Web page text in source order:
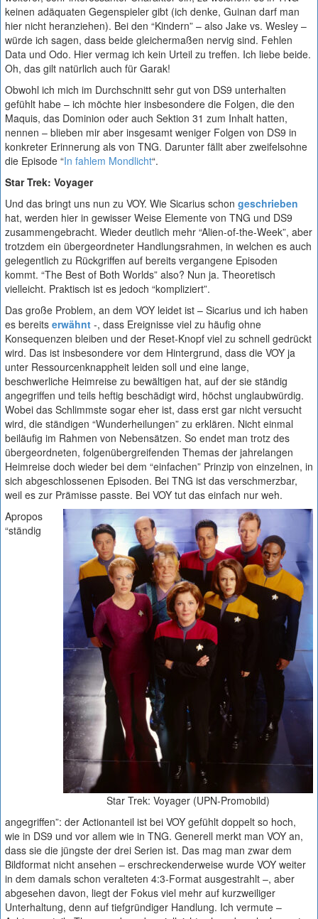
keinen adäquaten Gegenspieler gibt (ich denke, Guinan darf man
hier nicht heranziehen). Bei den “Kindern” – also Jake vs. Wesley –
würde ich sagen, dass beide gleichermaßen nervig sind. Fehlen
Data und Odo. Hier vermag ich kein Urteil zu treffen. Ich liebe beide.
Oh, das gilt natürlich auch für Garak!
Obwohl ich mich im Durchschnitt sehr gut von DS9 unterhalten
gefühlt habe – ich möchte hier insbesondere die Folgen, die den
Maquis, das Dominion oder auch Sektion 31 zum Inhalt hatten,
nennen – blieben mir aber insgesamt weniger Folgen von DS9 in
konkreter Erinnerung als von TNG. Darunter fällt aber zweifelsohne
die Episode “In fahlem Mondlicht“.
Star Trek: Voyager
Und das bringt uns nun zu VOY. Wie Sicarius schon geschrieben
hat, werden hier in gewisser Weise Elemente von TNG und DS9
zusammengebracht. Wieder deutlich mehr “Alien-of-the-Week”, aber
trotzdem ein übergeordneter Handlungsrahmen, in welchen es auch
gelegentlich zu Rückgriffen auf bereits vergangene Episoden
kommt. “The Best of Both Worlds” also? Nun ja. Theoretisch
vielleicht. Praktisch ist es jedoch “kompliziert”.
Das große Problem, an dem VOY leidet ist – Sicarius und ich haben
es bereits erwähnt -, dass Ereignisse viel zu häufig ohne
Konsequenzen bleiben und der Reset-Knopf viel zu schnell gedrückt
wird. Das ist insbesondere vor dem Hintergrund, dass die VOY ja
unter Ressourcenknappheit leiden soll und eine lange,
beschwerliche Heimreise zu bewältigen hat, auf der sie ständig
angegriffen und teils heftig beschädigt wird, höchst unglaubwürdig.
Wobei das Schlimmste sogar eher ist, dass erst gar nicht versucht
wird, die ständigen “Wunderheilungen” zu erklären. Nicht einmal
beiläufig im Rahmen von Nebensätzen. So endet man trotz des
übergeordneten, folgenübergreifenden Themas der jahrelangen
Heimreise doch wieder bei dem “einfachen” Prinzip von einzelnen, in
sich abgeschlossenen Episoden. Bei TNG ist das verschmerzbar,
weil es zur Prämisse passte. Bei VOY tut das einfach nur weh.
Star Trek: Voyager (UPN-Promobild)
Apropos
“ständig
angegriffen”: der Actionanteil ist bei VOY gefühlt doppelt so hoch,
wie in DS9 und vor allem wie in TNG. Generell merkt man VOY an,
dass sie die jüngste der drei Serien ist. Das mag man zwar dem
Bildformat nicht ansehen – erschreckenderweise wurde VOY weiter
in dem damals schon veralteten 4:3-Format ausgestrahlt –, aber
abgesehen davon, liegt der Fokus viel mehr auf kurzweiliger
Unterhaltung, denn auf tiefgründiger Handlung. Ich vermute –